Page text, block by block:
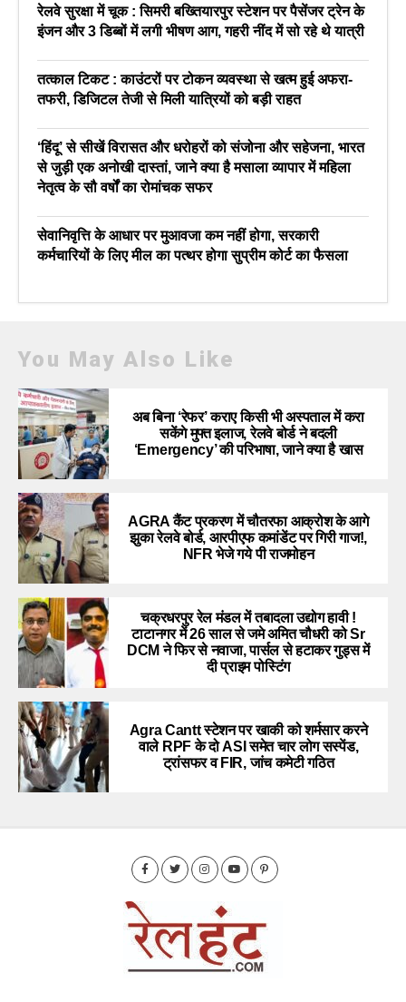
रेलवे सुरक्षा में चूक : सिमरी बख्तियारपुर स्टेशन पर पैसेंजर ट्रेन के
इंजन और 3 डिब्बों में लगी भीषण आग, गहरी नींद में सो रहे थे यात्री
तत्काल टिकट : काउंटरों पर टोकन व्यवस्था से खत्म हुई अफरा-
तफरी, डिजिटल तेजी से मिली यात्रियों को बड़ी राहत
‘हिंदू’ से सीखें विरासत और धरोहरों को संजोना और सहेजना, भारत
से जुड़ी एक अनोखी दास्तां, जाने क्या है मसाला व्यापार में महिला
नेतृत्व के सौ वर्षों का रोमांचक सफर
सेवानिवृत्ति के आधार पर मुआवजा कम नहीं होगा, सरकारी
कर्मचारियों के लिए मील का पत्थर होगा सुप्रीम कोर्ट का फैसला
You May Also Like
अब बिना ‘रेफर’ कराए किसी भी अस्पताल में करा
सकेंगे मुफ्त इलाज, रेलवे बोर्ड ने बदली
‘Emergency’ की परिभाषा, जाने क्या है खास
AGRA कैंट प्रकरण में चौतरफा आक्रोश के आगे
झुका रेलवे बोर्ड, आरपीएफ कमांडेंट पर गिरी गाज!,
NFR भेजे गये पी राजमोहन
चक्रधरपुर रेल मंडल में तबादला उद्योग हावी !
टाटानगर में 26 साल से जमे अमित चौधरी को Sr
DCM ने फिर से नवाजा, पार्सल से हटाकर गुड्स में
दी प्राइम पोस्टिंग
Agra Cantt स्टेशन पर खाकी को शर्मसार करने
वाले RPF के दो ASI समेत चार लोग सस्पेंड,
ट्रांसफर व FIR, जांच कमेटी गठित